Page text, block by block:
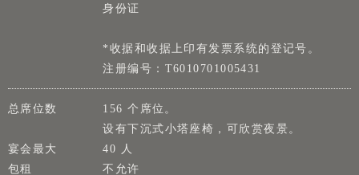
身份证
*收据和收据上印有发票系统的登记号。
注册编号：T6010701005431
总席位数
156 个席位。
设有下沉式小塔座椅，可欣赏夜景。
宴会最大
40 人
包租
不允许